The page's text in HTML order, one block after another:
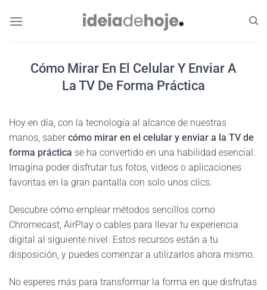
Cómo Mirar En El Celular Y Enviar A
La TV De Forma Práctica
Hoy en día, con la tecnología al alcance de nuestras
manos, sabercómo mirar en el celular y enviar a la TV de
forma práctica se ha convertido en una habilidad esencial.
Imagina poder disfrutar tus fotos, videos o aplicaciones
favoritas en la gran pantalla con solo unos clics.
Descubre cómo emplear métodos sencillos como
Chromecast, AirPlay o cables para llevar tu experiencia
digital al siguiente nivel. Estos recursos están a tu
disposición, y puedes comenzar a utilizarlos ahora mismo.
No esperes más para transformar la forma en que disfrutas